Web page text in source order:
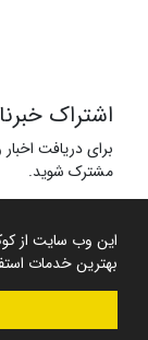
این وب سایت از
بهترین خدمات
اشتراک
برای دریافت
مشترک شوید.
سامانه مدیریت